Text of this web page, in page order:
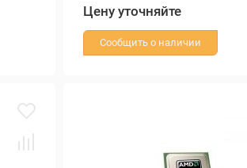
Цену уточняйте
Сообщить о наличии